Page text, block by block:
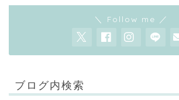
＼ Follow me ／
ブログ内検索